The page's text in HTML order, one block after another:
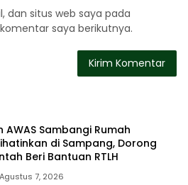
dan situs web saya pada
saya berikutnya.
AWAS Sambangi Rumah
di Sampang, Dorong
Beri Bantuan RTLH
Agustus 7, 2026